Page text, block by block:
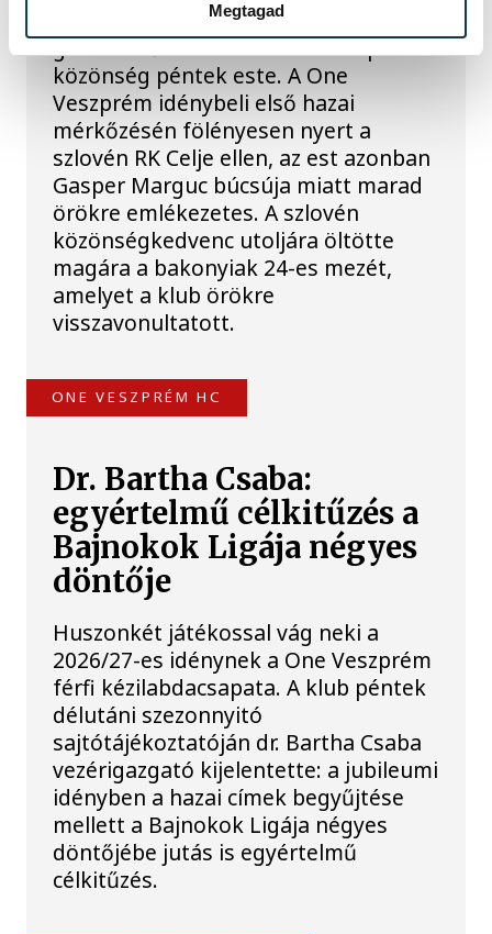
Megtagad
Érzelmekben és gólokban gazdag
gálamérkőzést láthatott a veszprémi
közönség péntek este. A One
Veszprém idénybeli első hazai
mérkőzésén fölényesen nyert a
szlovén RK Celje ellen, az est azonban
Gasper Marguc búcsúja miatt marad
örökre emlékezetes. A szlovén
közönségkedvenc utoljára öltötte
magára a bakonyiak 24-es mezét,
amelyet a klub örökre
visszavonultatott.
ONE VESZPRÉM HC
Dr. Bartha Csaba:
egyértelmű célkitűzés a
Bajnokok Ligája négyes
döntője
Huszonkét játékossal vág neki a
2026/27-es idénynek a One Veszprém
férfi kézilabdacsapata. A klub péntek
délutáni szezonnyitó
sajtótájékoztatóján dr. Bartha Csaba
vezérigazgató kijelentette: a jubileumi
idényben a hazai címek begyűjtése
mellett a Bajnokok Ligája négyes
döntőjébe jutás is egyértelmű
célkitűzés.